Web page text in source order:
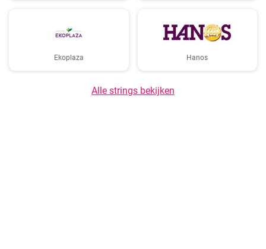
Ekoplaza Hanos
Alle strings bekijken